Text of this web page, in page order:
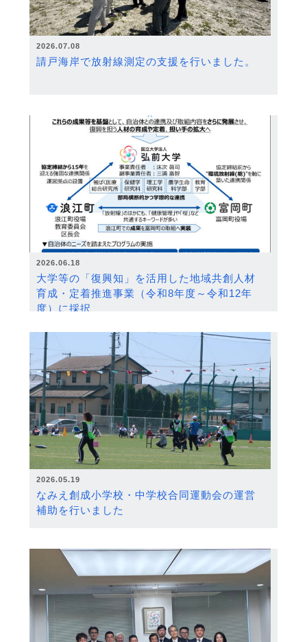
2026.07.08
請戸海岸で放射線測定の支援を行いました。
2026.06.18
大学等の「復興知」を活用した地域共創人材
育成・定着推進事業（令和8年度～令和12年
度）に採択
2026.05.19
なみえ創成小学校・中学校合同運動会の運営
補助を行いました